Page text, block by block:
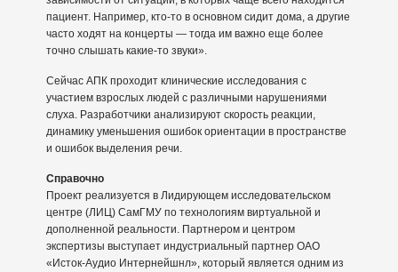
пациент. Например, кто-то в основном сидит дома, а другие
часто ходят на концерты — тогда им важно еще более
точно слышать какие-то звуки».
Сейчас АПК проходит клинические исследования с
участием взрослых людей с различными нарушениями
слуха. Разработчики анализируют скорость реакции,
динамику уменьшения ошибок ориентации в пространстве
и ошибок выделения речи.
Справочно
Проект реализуется в Лидирующем исследовательском
центре (ЛИЦ) СамГМУ по технологиям виртуальной и
дополненной реальности. Партнером и центром
экспертизы выступает индустриальный партнер ОАО
«Исток-Аудио Интернейшнл», который является одним из